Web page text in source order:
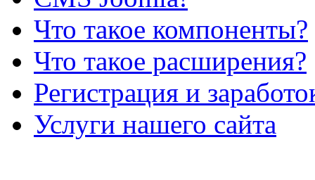
Что такое компоненты?
Что такое расширения?
Регистрация и
Услуги нашего сайта